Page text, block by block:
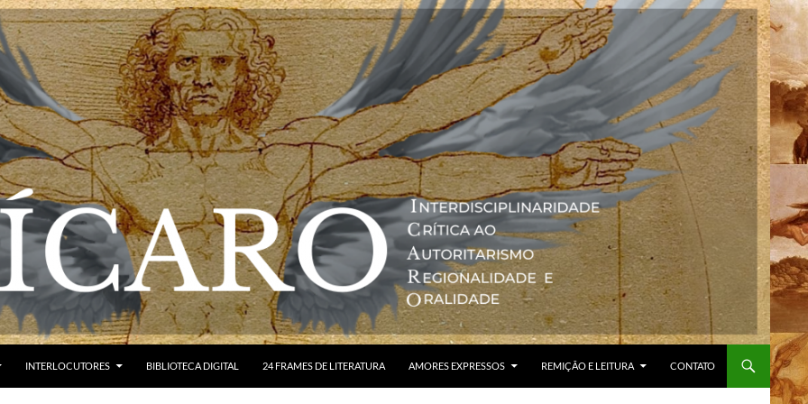
INTERLOCUTORES BIBLIOTECA DIGITAL 24 FRAMES DE LITERATURA AMORES EXPRESSOS REMIÇÃO E LEITURA CONTATO